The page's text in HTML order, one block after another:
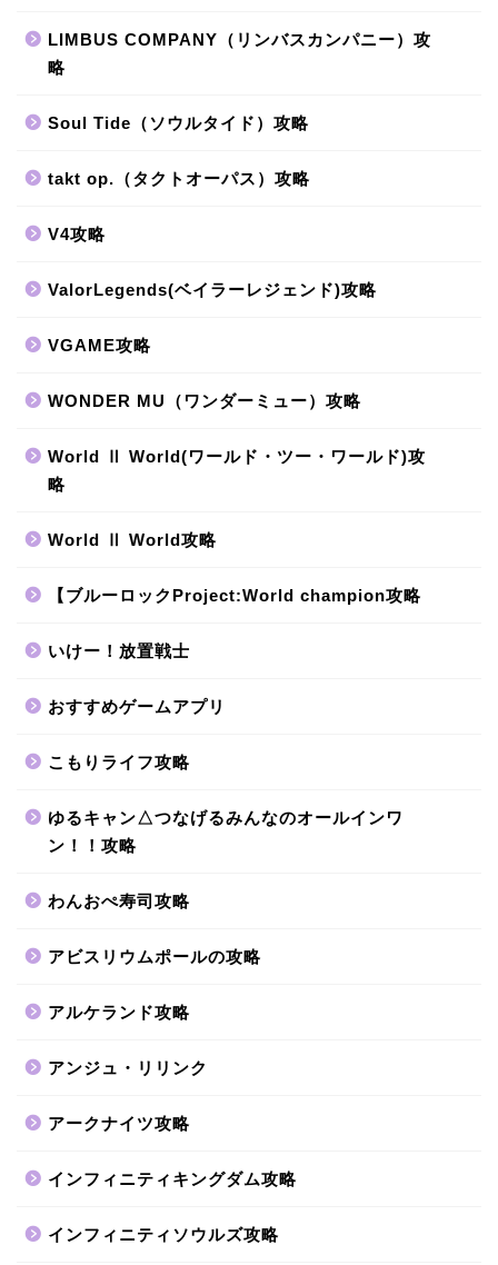
LIMBUS COMPANY（リンバスカンパニー）攻
略
Soul Tide（ソウルタイド）攻略
takt op.（タクトオーパス）攻略
V4攻略
ValorLegends(ベイラーレジェンド)攻略
VGAME攻略
WONDER MU（ワンダーミュー）攻略
World Ⅱ World(ワールド・ツー・ワールド)攻
略
World Ⅱ World攻略
【ブルーロックProject:World champion攻略
いけー！放置戦士
おすすめゲームアプリ
こもりライフ攻略
ゆるキャン△つなげるみんなのオールインワ
ン！！攻略
わんおぺ寿司攻略
アビスリウムポールの攻略
アルケランド攻略
アンジュ・リリンク
アークナイツ攻略
インフィニティキングダム攻略
インフィニティソウルズ攻略